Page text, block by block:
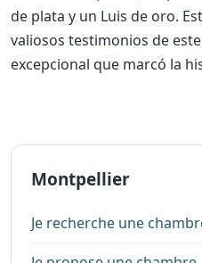
de plata y un Luis de oro.
valiosos testimonios de
excepcional que marcó la
Montpellier
Je recherche une